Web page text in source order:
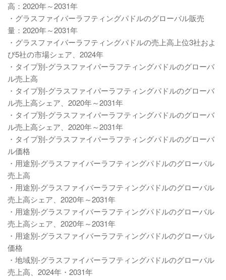
高：2020年～2031年
・グラスファイバーラフティングパドルのグローバル販売
量：2020年～2031年
・グラスファイバーラフティングパドルの売上高上位3社およ
び5社の市場シェア、2024年
・タイプ別-グラスファイバーラフティングパドルのグローバ
ル売上高
・タイプ別-グラスファイバーラフティングパドルのグローバ
ル売上高シェア、2020年～2031年
・タイプ別-グラスファイバーラフティングパドルのグローバ
ル売上高シェア、2020年～2031年
・タイプ別-グラスファイバーラフティングパドルのグローバ
ル価格
・用途別-グラスファイバーラフティングパドルのグローバル
売上高
・用途別-グラスファイバーラフティングパドルのグローバル
売上高シェア、2020年～2031年
・用途別-グラスファイバーラフティングパドルのグローバル
売上高シェア、2020年～2031年
・用途別-グラスファイバーラフティングパドルのグローバル
価格
・地域別-グラスファイバーラフティングパドルのグローバル
売上高、2024年・2031年